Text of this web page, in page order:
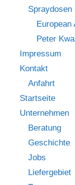
Spraydosen
European
Peter
Impressum
Kontakt
Anfahrt
Startseite
Unternehmen
Beratung
Geschichte
Jobs
Liefergebiet